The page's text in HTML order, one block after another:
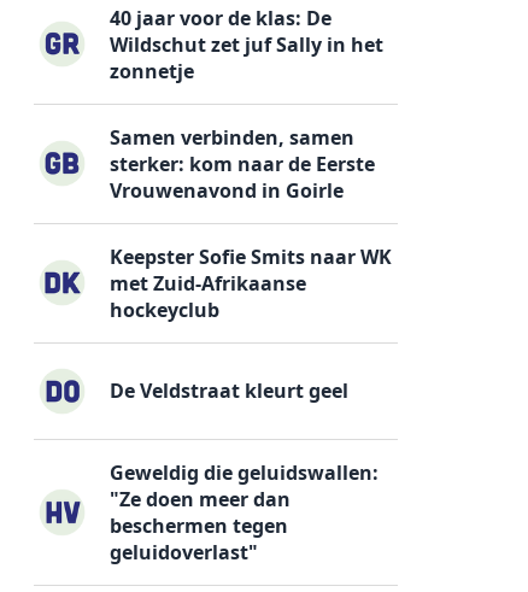
40 jaar voor de klas: De
Wildschut zet juf Sally in het
zonnetje
Samen verbinden, samen
sterker: kom naar de Eerste
Vrouwenavond in Goirle
Keepster Sofie Smits naar WK
met Zuid-Afrikaanse
hockeyclub
De Veldstraat kleurt geel
Geweldig die geluidswallen:
"Ze doen meer dan
beschermen tegen
geluidoverlast"